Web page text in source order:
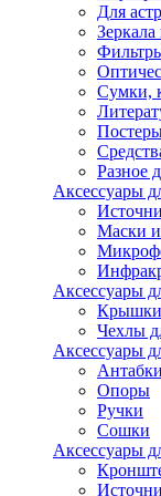
Для
Сумки,
Разное
Аксессуары
Маски и
Аксессуары
Крышки
Чехлы
Аксессуары
Антабки
Опоры
Ручки
Сошки
Аксессуары